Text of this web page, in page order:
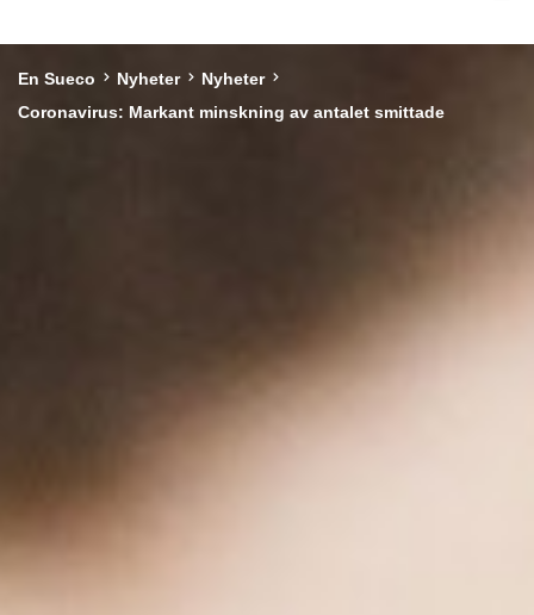
En Sueco Nyheter
Nyheter
Coronavirus: Markant minskning av antalet smittade